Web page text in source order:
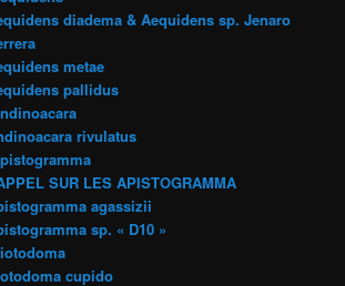
diadema & Aequidens sp. Jenaro
metae
pallidus
rivulatus
SUR LES APISTOGRAMMA
agassizii
sp. « D10 »
cupido